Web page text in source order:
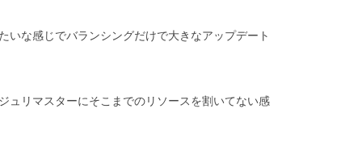
いな感じでバランシングだけで大きなアップデート
ュリマスターにそこまでのリソースを割いてない感